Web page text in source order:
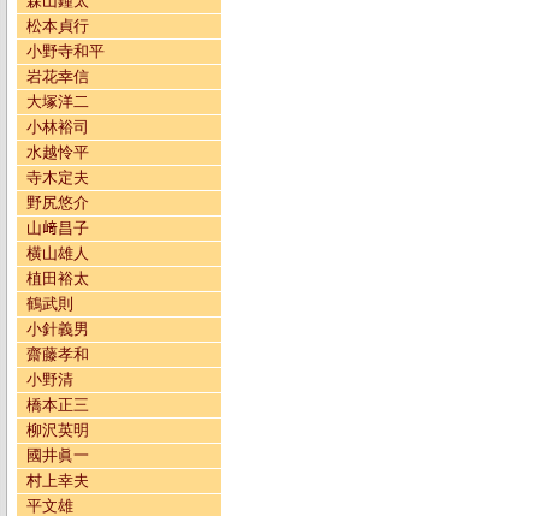
松本貞行
小野寺和平
岩花幸信
大塚洋二
小林裕司
水越怜平
寺木定夫
野尻悠介
山﨑昌子
横山雄人
植田裕太
鶴武則
小針義男
齋藤孝和
小野清
橋本正三
柳沢英明
國井眞一
村上幸夫
平文雄